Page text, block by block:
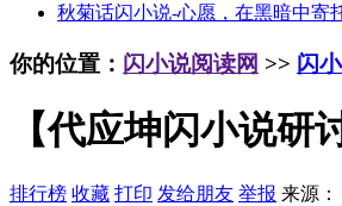
秋菊话闪小说-心愿，在黑暗中寄
你的位置： 闪小说阅读网 >> 闪
【代应坤闪小说研
排行榜 收藏 打印 发给朋友 举报 来源